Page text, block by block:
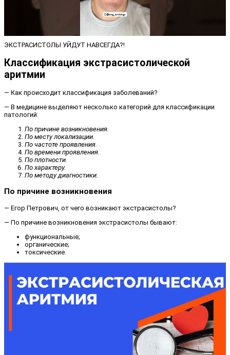
ЭКСТРАСИСТОЛЫ УЙДУТ НАВСЕГДА?!
Классификация экстрасистолической
аритмии
— Как происходит классификация заболеваний?
— В медицине выделяют несколько категорий для классификации
патологий:
По причине возникновения.
По месту локализации.
По частоте проявления.
По времени проявления.
По плотности.
По характеру.
По методу диагностики.
По причине возникновения
— Егор Петрович, от чего возникают экстрасистолы?
— По причине возникновения экстрасистолы бывают:
функциональные;
органические;
токсические.